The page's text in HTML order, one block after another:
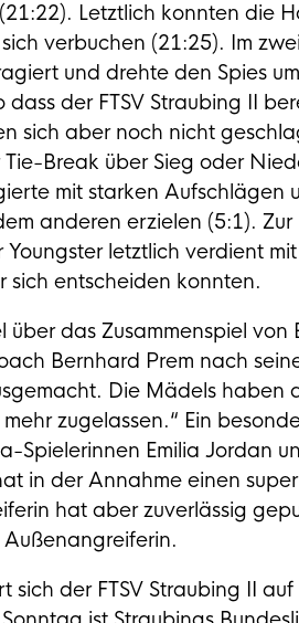
Letztlich konnten die
verbuchen (21:25). Im
und drehte den Spies
der FTSV Straubing II
sich aber noch nicht
Break über Sieg oder
mit starken
anderen erzielen (5:1).
letztlich verdient
sich entscheiden konnten.
das Zusammenspiel
Bernhard Prem nach
Die Mädels haben
zugelassen.“ Ein
Spielerinnen Emilia Jordan
in der Annahme einen
hat aber zuverlässig
sich der FTSV Straubing II